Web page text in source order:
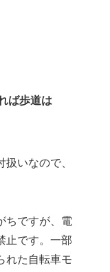
ば歩道は
いなので、
ちですが、電
止です。一部
れた自転車モ